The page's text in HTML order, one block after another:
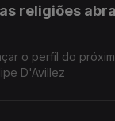
religiões
o perfil do
D'Avillez